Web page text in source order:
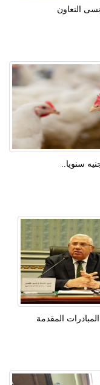
التعاون
المقدمة